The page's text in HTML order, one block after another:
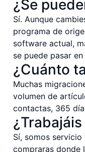
¿Se
Sí. Aunque
programa de
software actual,
se puede pasar
¿Cuánto
Muchas
volumen de
contactas, 365
Sí, somos
compraras donde